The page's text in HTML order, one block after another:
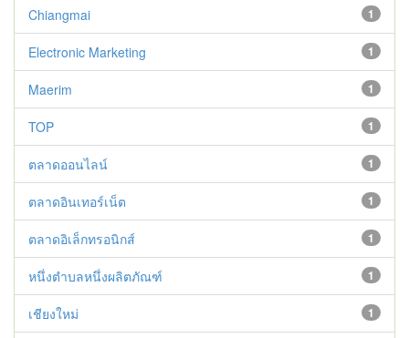
1
Chiangmai
1
Electronic Marketing
1
Maerim
1
TOP
1
ตลาดออนไลน์
1
ตลาดอินเทอร์เน็ต
1
ตลาดอิเล็กทรอนิกส์
1
หนึ่งตำบลหนึ่งผลิตภัณฑ์
1
เชียงใหม่